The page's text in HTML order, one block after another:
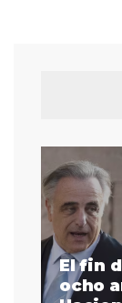
El fin
ocho